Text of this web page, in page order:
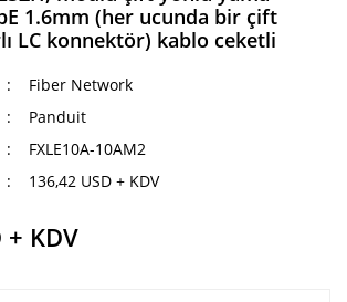
1.6mm (her ucunda bir çift
LC konnektör) kablo ceketli
Fiber Network
Panduit
FXLE10A-10AM2
136,42 USD + KDV
+ KDV